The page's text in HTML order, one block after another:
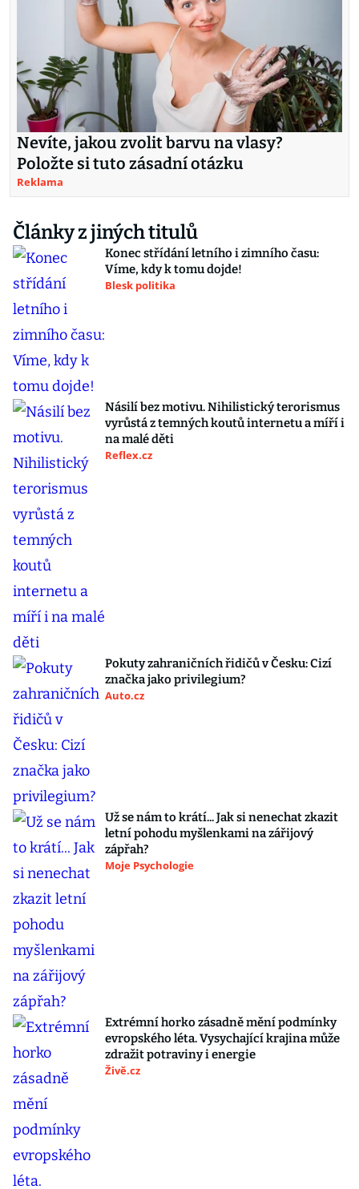
Nevíte, jakou zvolit barvu na vlasy?
Položte si tuto zásadní otázku
Reklama
Články z jiných titulů
Konec střídání letního i zimního času:
Víme, kdy k tomu dojde!
Blesk politika
Násilí bez motivu. Nihilistický terorismus
vyrůstá z temných koutů internetu a míří i
na malé děti
Reflex.cz
Pokuty zahraničních řidičů v Česku: Cizí
značka jako privilegium?
Auto.cz
Už se nám to krátí... Jak si nenechat zkazit
letní pohodu myšlenkami na zářijový
zápřah?
Moje Psychologie
Extrémní horko zásadně mění podmínky
evropského léta. Vysychající krajina může
zdražit potraviny i energie
Živě.cz